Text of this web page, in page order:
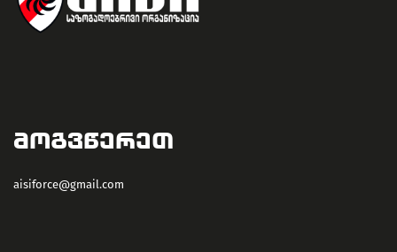
ᲛᲝᲒᲕᲬᲔᲠᲔᲗ
aisiforce@gmail.com